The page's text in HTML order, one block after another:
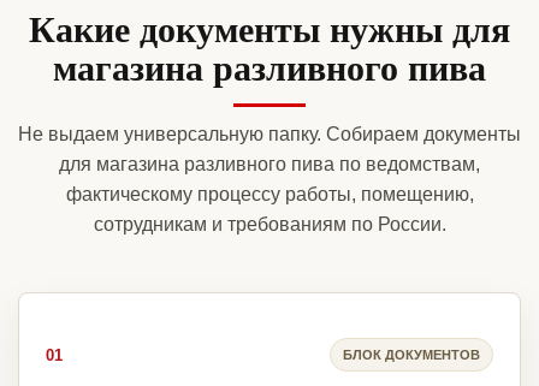
Какие документы нужны для
магазина разливного пива
Не выдаем универсальную папку. Собираем документы
для магазина разливного пива по ведомствам,
фактическому процессу работы, помещению,
сотрудникам и требованиям по России.
01 БЛОК ДОКУМЕНТОВ